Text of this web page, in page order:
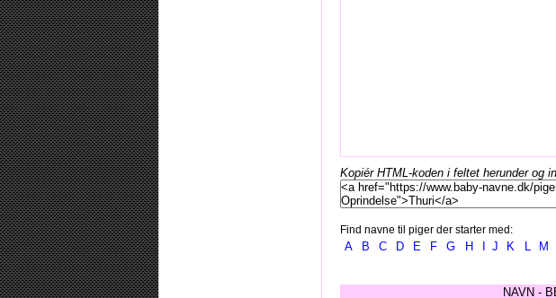
Kopiér HTML-koden i feltet herunder og
Find navne til piger der starter med:
A B C D E F G H J K L M
NAVN -